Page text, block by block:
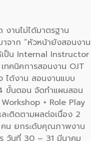
านไม่ได้มาตรฐาน
าจาก “หัวหน้ายังสอนงาน
เป็น Internal Instructor
ทคนิคการสอนงาน OJT
ได้งาน สอนงานแบบ
ขั้นตอน จัดทำแผนสอน
+ Role Play
ละติดตามผลต่อเนื่อง 2
คน ยกระดับคุณภาพงาน
วันที่ 30 – 31 มีนาคม